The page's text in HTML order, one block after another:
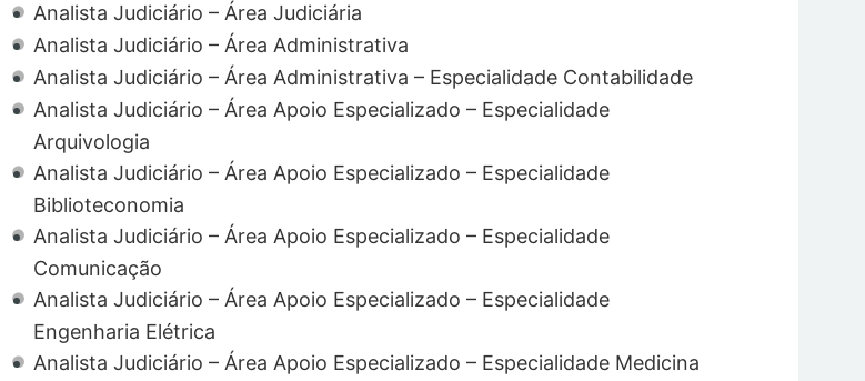
Analista Judiciário – Área Judiciária
Analista Judiciário – Área Administrativa
Analista Judiciário – Área Administrativa – Especialidade Contabilidade
Analista Judiciário – Área Apoio Especializado – Especialidade
Arquivologia
Analista Judiciário – Área Apoio Especializado – Especialidade
Biblioteconomia
Analista Judiciário – Área Apoio Especializado – Especialidade
Comunicação
Analista Judiciário – Área Apoio Especializado – Especialidade
Engenharia Elétrica
Analista Judiciário – Área Apoio Especializado – Especialidade Medicina